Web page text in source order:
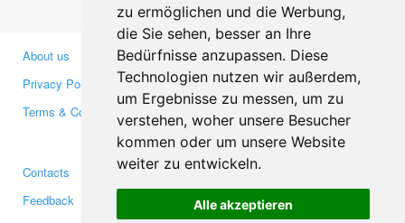
zu ermöglichen und die Werbung,
die Sie sehen, besser an Ihre
Bedürfnisse anzupassen. Diese
Technologien nutzen wir außerdem,
um Ergebnisse zu messen, um zu
verstehen, woher unsere Besucher
kommen oder um unsere Website
weiter zu entwickeln.
Alle akzeptieren
About us
Privacy Policy
Terms & Conditions
Business Partners
Investors
Media
Contacts
Feedback
Facebook
Twitter